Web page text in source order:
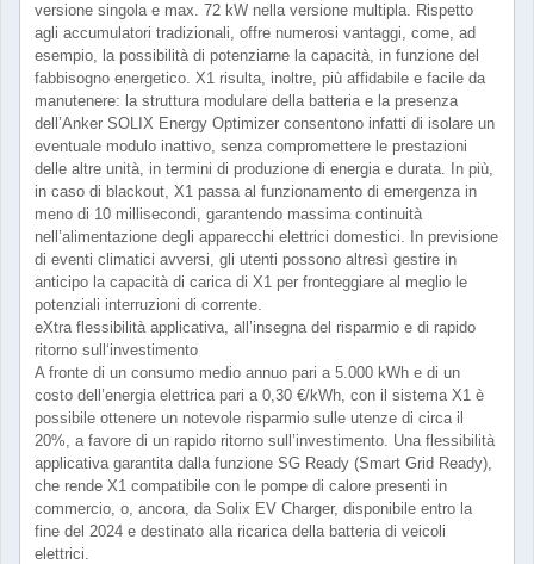
versione singola e max. 72 kW nella versione multipla. Rispetto
agli accumulatori tradizionali, offre numerosi vantaggi, come, ad
esempio, la possibilità di potenziarne la capacità, in funzione del
fabbisogno energetico. X1 risulta, inoltre, più affidabile e facile da
manutenere: la struttura modulare della batteria e la presenza
dell’Anker SOLIX Energy Optimizer consentono infatti di isolare un
eventuale modulo inattivo, senza compromettere le prestazioni
delle altre unità, in termini di produzione di energia e durata. In più,
in caso di blackout, X1 passa al funzionamento di emergenza in
meno di 10 millisecondi, garantendo massima continuità
nell’alimentazione degli apparecchi elettrici domestici. In previsione
di eventi climatici avversi, gli utenti possono altresì gestire in
anticipo la capacità di carica di X1 per fronteggiare al meglio le
potenziali interruzioni di corrente.
eXtra flessibilità applicativa, all’insegna del risparmio e di rapido
ritorno sull‘investimento
A fronte di un consumo medio annuo pari a 5.000 kWh e di un
costo dell’energia elettrica pari a 0,30 €/kWh, con il sistema X1 è
possibile ottenere un notevole risparmio sulle utenze di circa il
20%, a favore di un rapido ritorno sull’investimento. Una flessibilità
applicativa garantita dalla funzione SG Ready (Smart Grid Ready),
che rende X1 compatibile con le pompe di calore presenti in
commercio, o, ancora, da Solix EV Charger, disponibile entro la
fine del 2024 e destinato alla ricarica della batteria di veicoli
elettrici.